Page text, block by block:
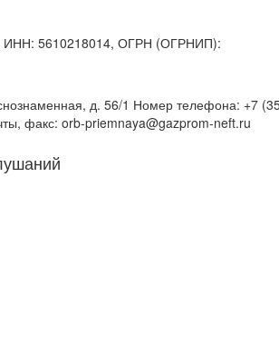
ИНН: 5610218014, ОГРН (ОГРНИП):
д. 56/1 Номер телефона: +7
факс: orb-priemnaya@gazprom-neft.ru